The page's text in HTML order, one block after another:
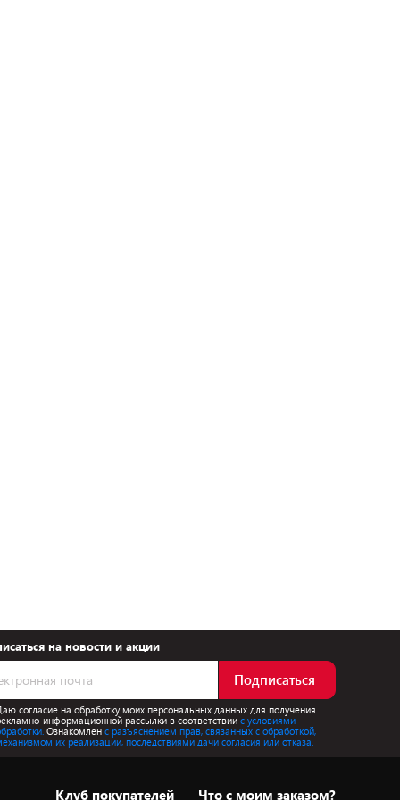
на новости и акции
Подписаться
согласие на обработку моих персональных данных для получения
информационной рассылки в соответствиис условиями
Ознакомлен с разъяснением прав, связанных с обработкой,
их реализации, последствиями дачи согласия или отказа.
Клуб покупателей Что с моим заказом?